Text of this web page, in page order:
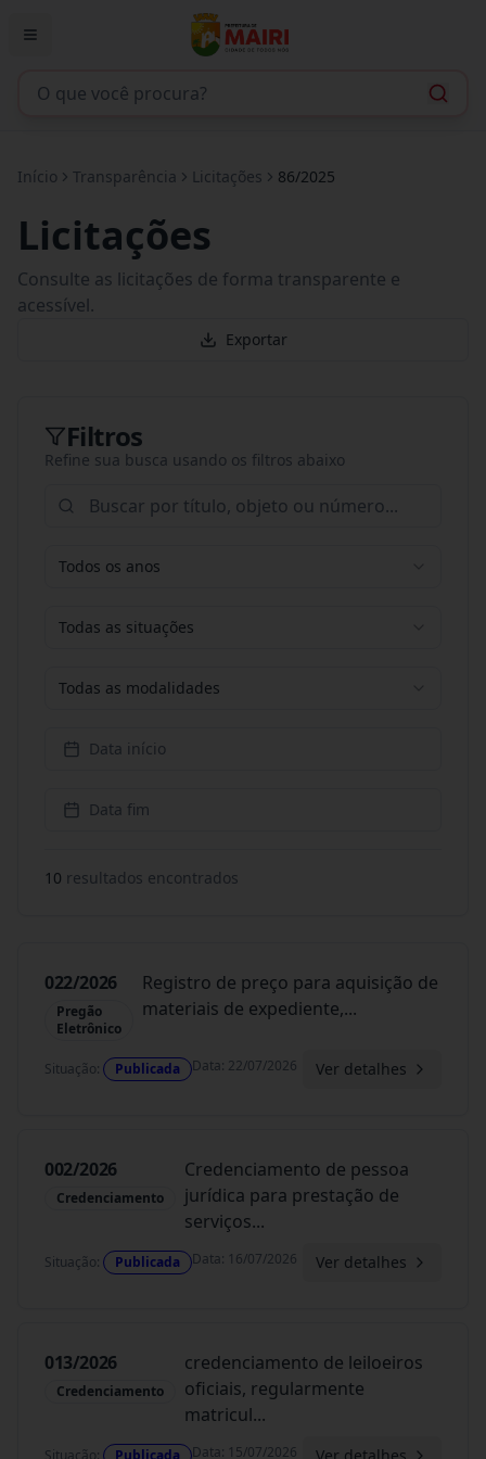
Início Transparência Licitações 86/2025
Licitações
Consulte as licitações de forma transparente e
acessível.
Exportar
Filtros
Refine sua busca usando os filtros abaixo
Todos os anos
Todas as situações
Todas as modalidades
Data início
Data fim
10 resultados encontrados
022/2026
Pregão
Eletrônico
Registro de preço para aquisição de
materiais de expediente,...
Situação: Publicada Data: 22/07/2026 Ver detalhes
002/2026
Credenciamento
Credenciamento de pessoa
jurídica para prestação de
serviços...
Situação: Publicada Data: 16/07/2026 Ver detalhes
013/2026
Credenciamento
credenciamento de leiloeiros
oficiais, regularmente
matricul...
Situação: Publicada Data: 15/07/2026